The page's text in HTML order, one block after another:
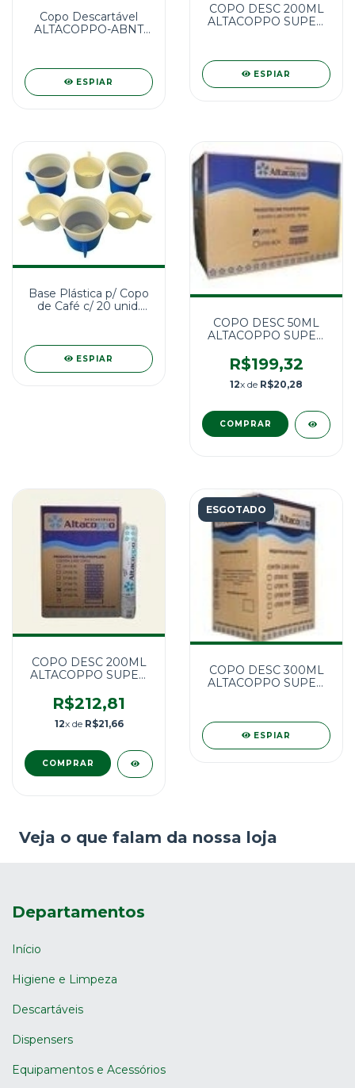
Copo Descartável
ALTACOPPO-ABNT
ESPIAR
COPO DESC 200ML
ALTACOPPO SUPER
ESPIAR
Base Plástica p/ Copo
de Café c/ 20 unid.
ESPIAR
COPO DESC 50ML
ALTACOPPO SUPER
UNID.
R$199,32
12x de R$20,28
COPO DESC 200ML
ALTACOPPO SUPER
UNID.
R$212,81
12x de R$21,66
ESGOTADO
COPO DESC 300ML
ALTACOPPO SUPER
ESPIAR
Veja o que falam da nossa loja
Departamentos
Início
Higiene e Limpeza
Descartáveis
Dispensers
Equipamentos e Acessórios